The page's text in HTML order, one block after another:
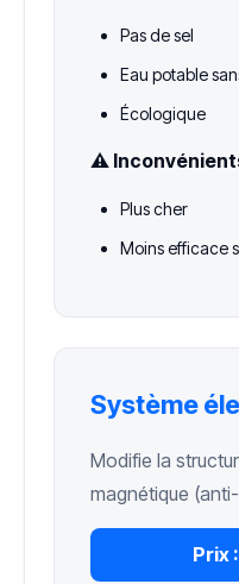
Pas de sel
Eau potable
Écologique
⚠️
Plus cher
Moins efficace
Système
Modifie la
magnétique
Prix :